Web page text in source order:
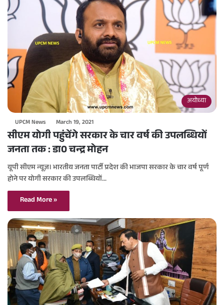
अयोध्या
UPCM News March 19, 2021
सीएम योगी पहुंचेंगे सरकार के चार वर्ष की उपलब्धियों
जनता तक : डा0 चन्द्र मोहन
यूपी सीएम न्यूज़। भारतीय जनता पार्टी प्रदेश की भाजपा सरकार के चार वर्ष पूर्ण
होने पर योगी सरकार की उपलब्धियों…
Read More »